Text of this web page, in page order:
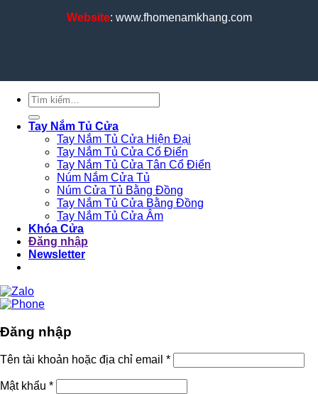
Website: www.fhomenamkhang.com
Tìm
kiếm:
Tay Nắm Tủ Cửa
Tay Nắm Tủ Cửa Hiện Đại
Tay Nắm Tủ Cửa Cổ Điển
Tay Nắm Tủ Cửa Tân Cổ Điển
Núm Nắm Cửa Tủ
Núm Cửa Tủ Bằng Đồng
Tay Nắm Tủ Cửa Bằng Đồng
Tay Nắm Tủ Cửa Âm
Khóa Cửa
Đăng nhập
Newsletter
Đăng nhập
Tên tài khoản hoặc địa chỉ email *
Mật khẩu *